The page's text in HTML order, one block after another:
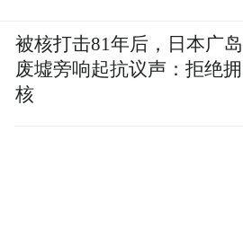
被核打击81年后，日本广岛
废墟旁响起抗议声：拒绝拥
核